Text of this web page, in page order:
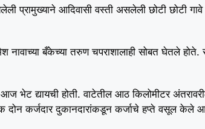
प्रामुख्याने आदिवासी वस्ती असलेली छोटी छोटी
नावाच्या बँकेच्या तरुण चपराशालाही सोबत घेतले
भेट द्यायची होती. वाटेतील आठ किलोमीटर
दोन कर्जदार दुकानदारांकडून कर्जाचे हप्ते वसूल केले